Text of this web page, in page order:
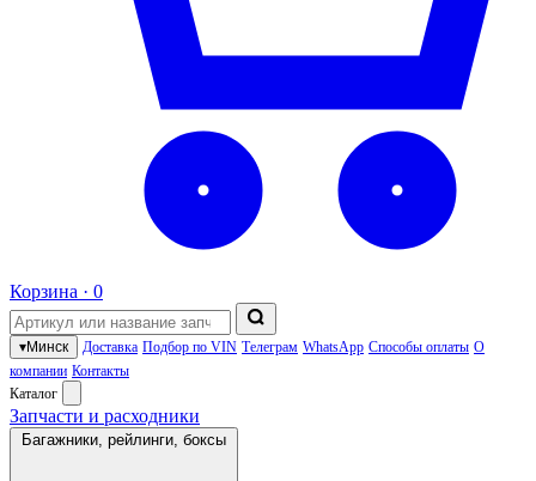
Корзина · 0
▾Минск Доставка Подбор по VIN Телеграм WhatsApp Способы оплаты О
компании Контакты
Каталог
Запчасти и расходники
Багажники, рейлинги, боксы